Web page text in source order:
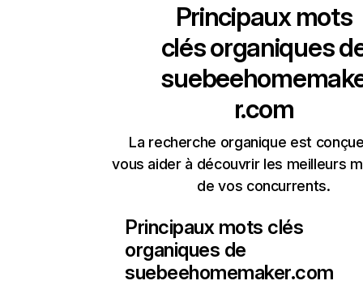
Principaux mots
clés organiques
r.com
La recherche organique est
vous aider à découvrir les meilleurs
de vos concurrents.
Principaux mots clés
organiques de
suebeehomemaker.com